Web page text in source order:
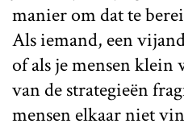
manier om dat te
Als iemand, een
of als je mensen klein
van de strategieën
mensen elkaar niet